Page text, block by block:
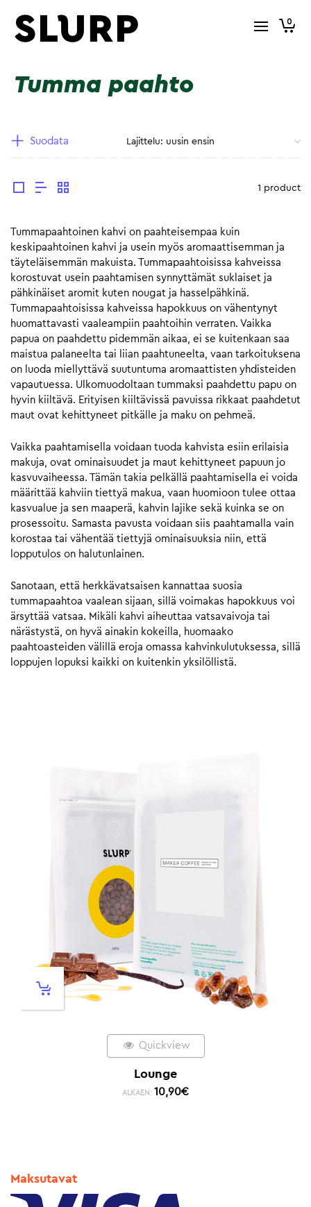
0
Tumma paahto
Suodata
1 product
Tummapaahtoinen kahvi on paahteisempaa kuin
keskipaahtoinen kahvi ja usein myös aromaattisemman ja
täyteläisemmän makuista. Tummapaahtoisissa kahveissa
korostuvat usein paahtamisen synnyttämät suklaiset ja
pähkinäiset aromit kuten nougat ja hasselpähkinä.
Tummapaahtoisissa kahveissa hapokkuus on vähentynyt
huomattavasti vaaleampiin paahtoihin verraten. Vaikka
papua on paahdettu pidemmän aikaa, ei se kuitenkaan saa
maistua palaneelta tai liian paahtuneelta, vaan tarkoituksena
on luoda miellyttävä suutuntuma aromaattisten yhdisteiden
vapautuessa. Ulkomuodoltaan tummaksi paahdettu papu on
hyvin kiiltävä. Erityisen kiiltävissä pavuissa rikkaat paahdetut
maut ovat kehittyneet pitkälle ja maku on pehmeä.
Vaikka paahtamisella voidaan tuoda kahvista esiin erilaisia
makuja, ovat ominaisuudet ja maut kehittyneet papuun jo
kasvuvaiheessa. Tämän takia pelkällä paahtamisella ei voida
määrittää kahviin tiettyä makua, vaan huomioon tulee ottaa
kasvualue ja sen maaperä, kahvin lajike sekä kuinka se on
prosessoitu. Samasta pavusta voidaan siis paahtamalla vain
korostaa tai vähentää tiettyjä ominaisuuksia niin, että
lopputulos on halutunlainen.
Sanotaan, että herkkävatsaisen kannattaa suosia
tummapaahtoa vaalean sijaan, sillä voimakas hapokkuus voi
ärsyttää vatsaa. Mikäli kahvi aiheuttaa vatsavaivoja tai
närästystä, on hyvä ainakin kokeilla, huomaako
paahtoasteiden välillä eroja omassa kahvinkulutuksessa, sillä
loppujen lopuksi kaikki on kuitenkin yksilöllistä.
Quickview
Lounge
ALKAEN: 10,90€
Maksutavat